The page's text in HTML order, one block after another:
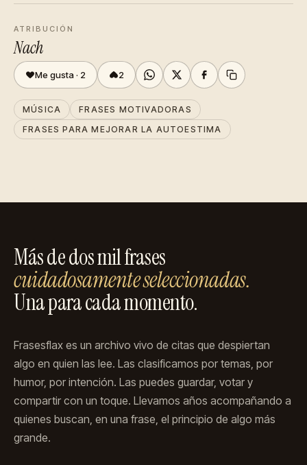
ATRIBUCIÓN
Nach
Me gusta · 2 2
MÚSICA
FRASES MOTIVADORAS
FRASES PARA MEJORAR LA AUTOESTIMA
Más de dos mil frases
cuidadosamente seleccionadas.
Una para cada momento.
Frasesflax es un archivo vivo de citas que despiertan
algo en quien las lee. Las clasificamos por temas, por
humor, por intención. Las puedes guardar, votar y
compartir con un toque. Llevamos años acompañando a
quienes buscan, en una frase, el principio de algo más
grande.